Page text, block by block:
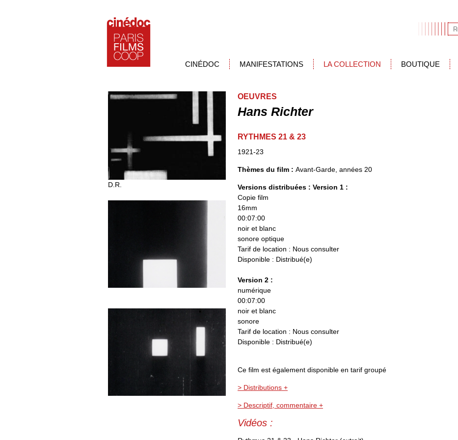
CINÉDOC MANIFESTATIONS LA COLLECTION BOUTIQUE
D.R.
OEUVRES
Hans Richter
RYTHMES 21 & 23
1921-23
Thèmes du film : Avant-Garde, années 20
Versions distribuées : Version 1 :
Copie film
16mm
00:07:00
noir et blanc
sonore optique
Tarif de location : Nous consulter
Disponible : Distribué(e)
Version 2 :
numérique
00:07:00
noir et blanc
sonore
Tarif de location : Nous consulter
Disponible : Distribué(e)
Ce film est également disponible en tarif groupé
> Distributions +
> Descriptif, commentaire +
Vidéos :